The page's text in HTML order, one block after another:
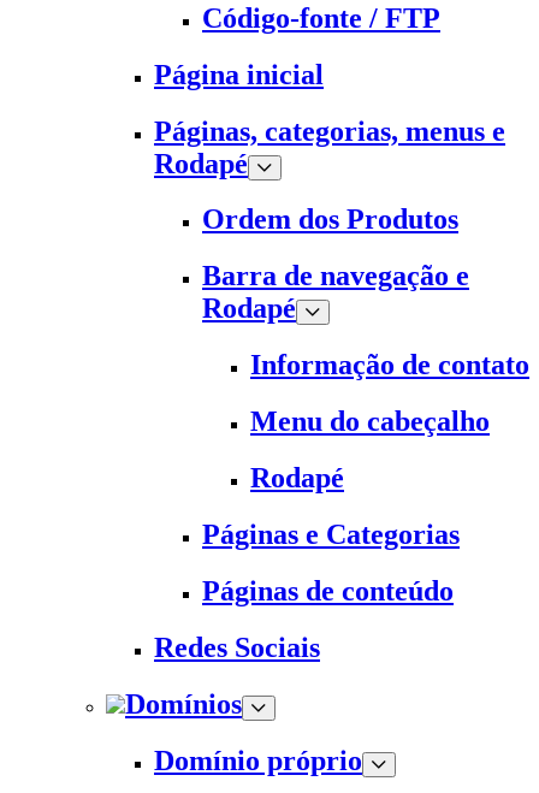
Código-fonte / FTP
Página inicial
Páginas, categorias, menus e
Rodapé
Ordem dos Produtos
Barra de navegação e
Rodapé
Informação de contato
Menu do cabeçalho
Rodapé
Páginas e Categorias
Páginas de conteúdo
Redes Sociais
Domínios
Domínio próprio